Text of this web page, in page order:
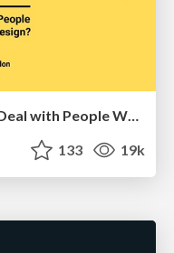
Design and Strategy: How to Deal with People Who Don’t "Get" Design
133 19k